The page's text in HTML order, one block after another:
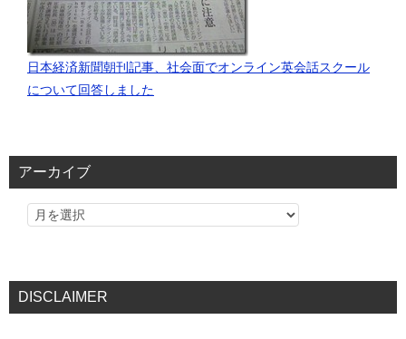
日本経済新聞朝刊記事、社会面でオンライン英会話スクール
について回答しました
アーカイブ
DISCLAIMER